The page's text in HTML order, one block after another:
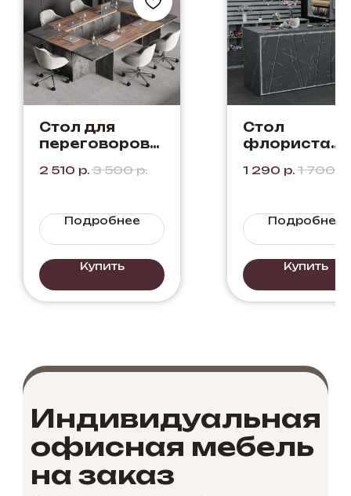
Стол для
переговоров
Дуб Элисон +
2 510 р. 3 500 р.
Подробнее
Купить
Стол
флориста
1 290 р. 1 700
Подробнее
Купить
Индивидуальная
офисная мебель
на заказ